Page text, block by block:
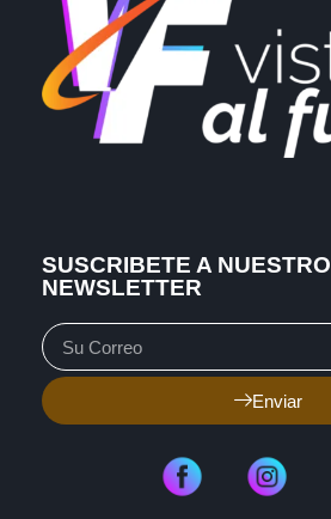
SUSCRIBETE A NUESTRO
NEWSLETTER
Enviar